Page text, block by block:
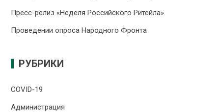
Пресс-релиз «Неделя Российского Ритейла»
Проведении опроса Народного Фронта
РУБРИКИ
COVID-19
Администрация